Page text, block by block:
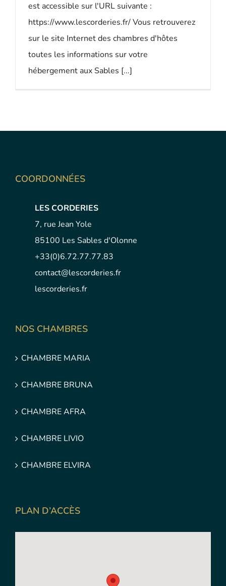
est accessible sur l'URL suivante :
https://www.lescorderies.fr/ Vous retrouverez
sur le site Internet des chambres d'hôtes
toutes les informations sur votre
hébergement aux Sables [...]
COORDONNÉES
LES CORDERIES
7, rue Jean Yole
85100 Les Sables d'Olonne
+33(0)6.72.77.77.83
contact@lescorderies.fr
lescorderies.fr
NOS CHAMBRES
CHAMBRE MARIA
CHAMBRE BRUNA
CHAMBRE AFRA
CHAMBRE LIVIO
CHAMBRE ELVIRA
PLAN D’ACCÈS